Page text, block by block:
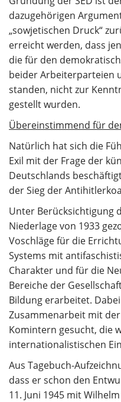
dazugehörigen
„sowjetischen Druck“
erreicht werden, dass
die für den
beider Arbeiterparteien
standen, nicht zur
gestellt wurden.
Übereinstimmend für
Natürlich hat sich die
Exil mit der Frage der
Deutschlands
der Sieg der
Unter Berücksichtigung
Niederlage von 1933
Voschläge für die
Systems mit
Charakter und für die
Bereiche der
Bildung erarbeitet.
Zusammenarbeit mit
Komintern gesucht, die
internationalistischen
Aus Tagebuch-
dass er schon den
11. Juni 1945 mit